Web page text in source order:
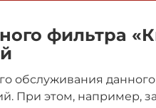
фильтра
обслуживания
При этом, например,